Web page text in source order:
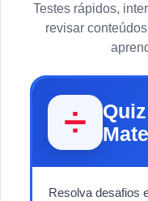
Testes rápidos,
revisar
➗
Resolva desafios